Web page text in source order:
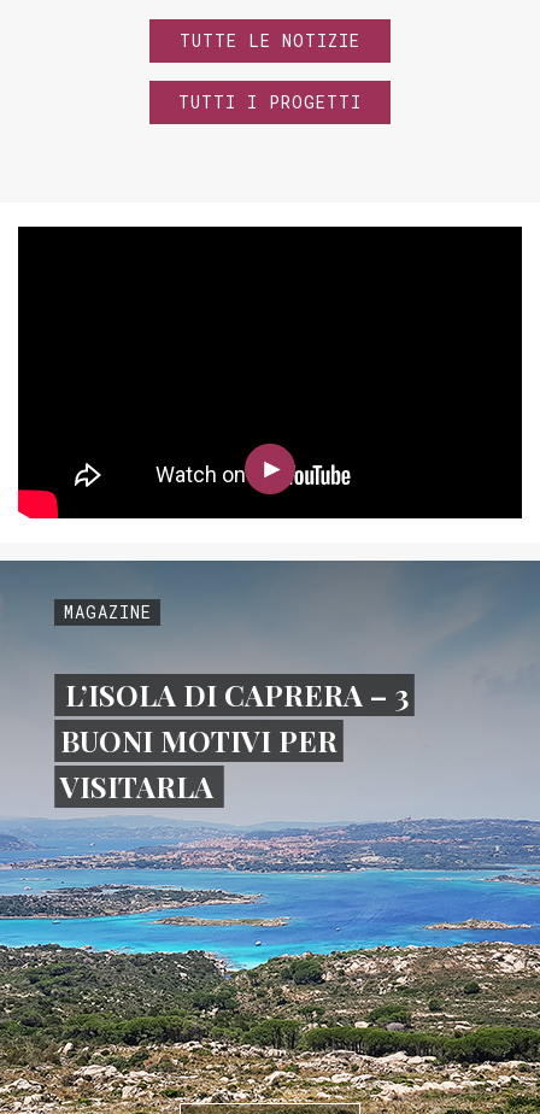
TUTTE LE NOTIZIE
TUTTI I PROGETTI
MAGAZINE
L’ISOLA DI CAPRERA – 3
BUONI MOTIVI PER
VISITARLA